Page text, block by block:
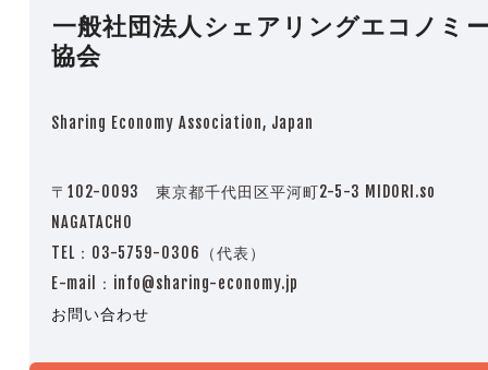
一般社団法人シェアリングエコノミ
協会
Sharing Economy Association, Japan
〒102-0093 東京都千代田区平河町2-5-3 MIDORI.so
NAGATACHO
TEL：03-5759-0306（代表）
E-mail：info@sharing-economy.jp
お問い合わせ